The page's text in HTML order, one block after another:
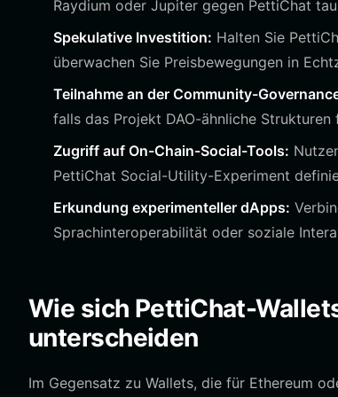
Raydium oder Jupiter gegen PettiChat
Spekulative Investition: Halten Sie
überwachen Sie Preisbewegungen in
Teilnahme an der Community-
falls das Projekt DAO-ähnliche
Zugriff auf On-Chain-Social-Tools:
PettiChat Social-Utility-Experiment
Erkundung experimenteller dApps:
Sprachinteroperabilität oder soziale
Wie sich PettiChat-
unterscheiden
Im Gegensatz zu Wallets, die für Ethereum